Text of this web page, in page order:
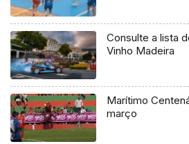
Consulte a lista
Vinho Madeira
Marítimo
março